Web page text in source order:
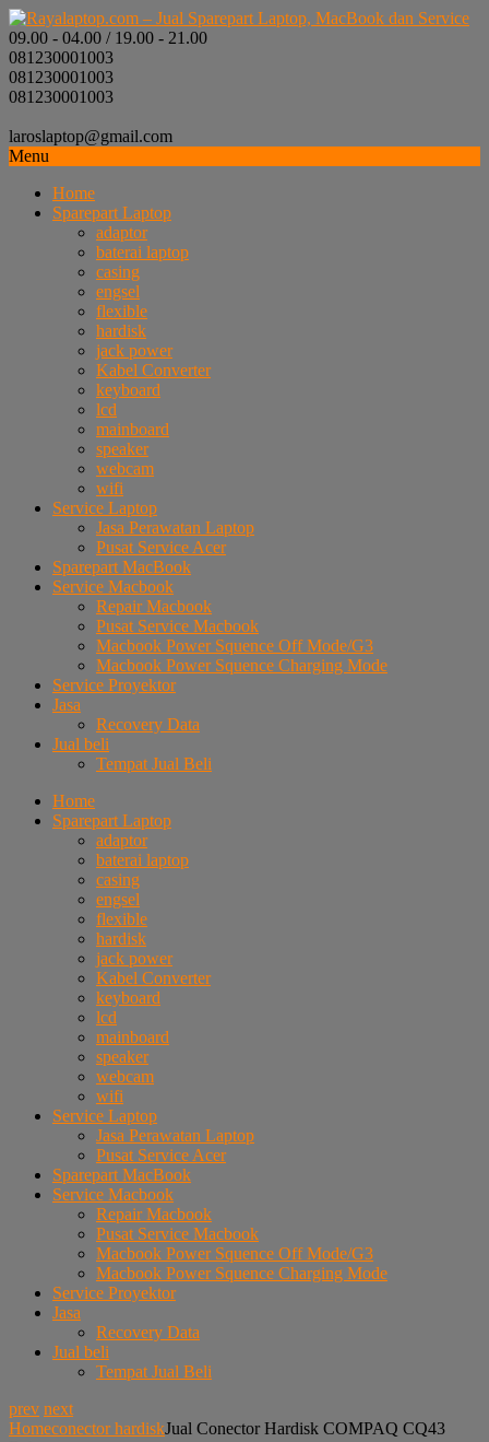
09.00 - 04.00 / 19.00 - 21.00
081230001003
081230001003
081230001003
laroslaptop@gmail.com
Menu
Home
Sparepart Laptop
adaptor
baterai laptop
casing
engsel
flexible
hardisk
jack power
Kabel Converter
keyboard
lcd
mainboard
speaker
webcam
wifi
Service Laptop
Jasa Perawatan Laptop
Pusat Service Acer
Sparepart MacBook
Service Macbook
Repair Macbook
Pusat Service Macbook
Macbook Power Squence Off Mode/G3
Macbook Power Squence Charging Mode
Service Proyektor
Jasa
Recovery Data
Jual beli
Tempat Jual Beli
Home
Sparepart Laptop
adaptor
baterai laptop
casing
engsel
flexible
hardisk
jack power
Kabel Converter
keyboard
lcd
mainboard
speaker
webcam
wifi
Service Laptop
Jasa Perawatan Laptop
Pusat Service Acer
Sparepart MacBook
Service Macbook
Repair Macbook
Pusat Service Macbook
Macbook Power Squence Off Mode/G3
Macbook Power Squence Charging Mode
Service Proyektor
Jasa
Recovery Data
Jual beli
Tempat Jual Beli
prev next
Homeconector hardiskJual Conector Hardisk COMPAQ CQ43